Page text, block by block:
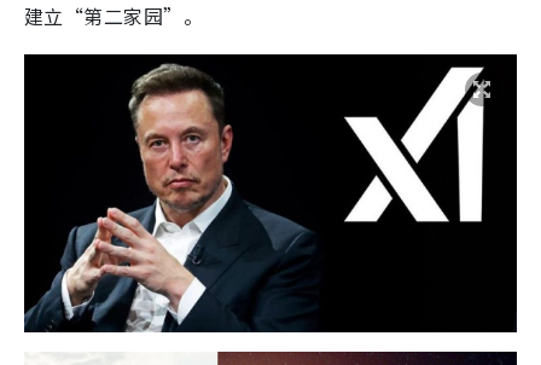
建立“第二家园”。